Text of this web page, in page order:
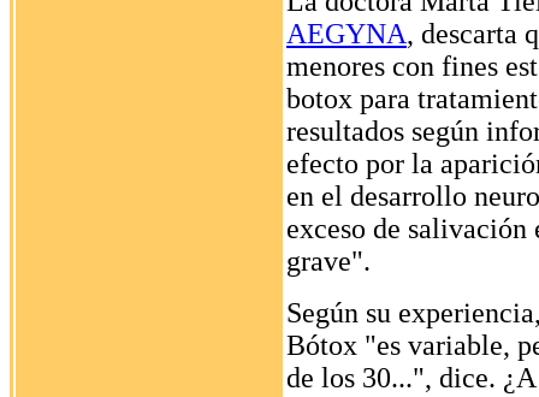
AEGYNA, descarta
menores con fines
botox para
resultados según
efecto por la
en el desarrollo
exceso de salivación
grave".
Según su
Bótox "es variable,
de los 30...", dice.